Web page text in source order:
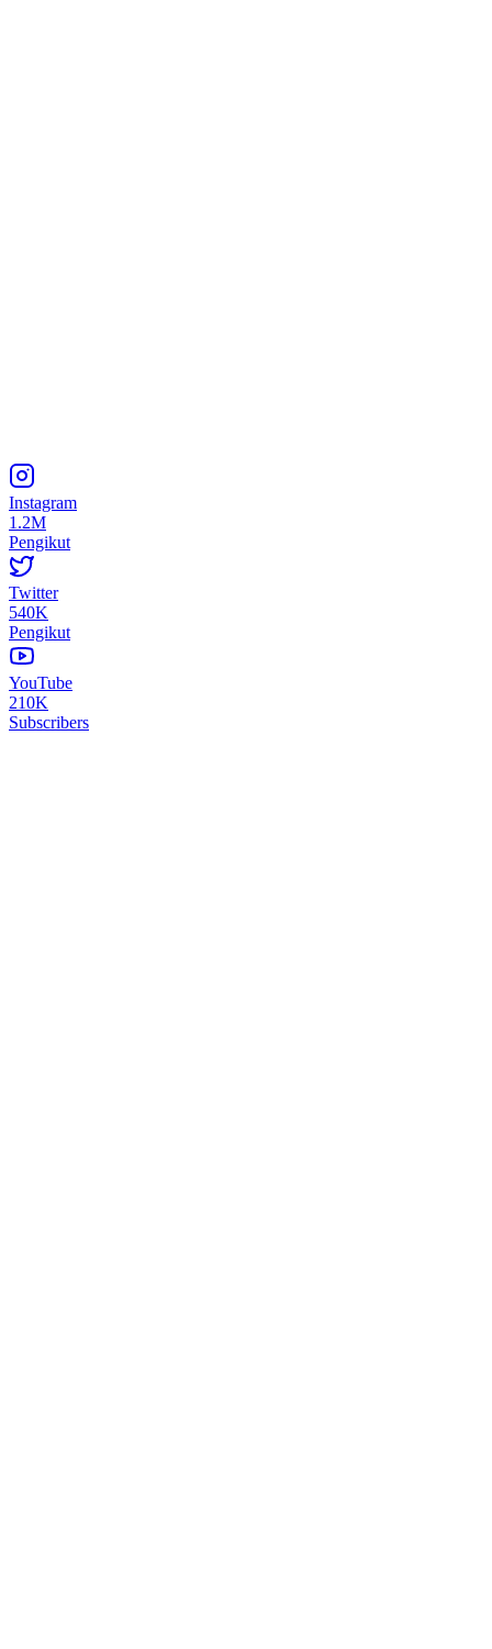
Instagram
1.2M
Pengikut
Twitter
540K
Pengikut
YouTube
210K
Subscribers